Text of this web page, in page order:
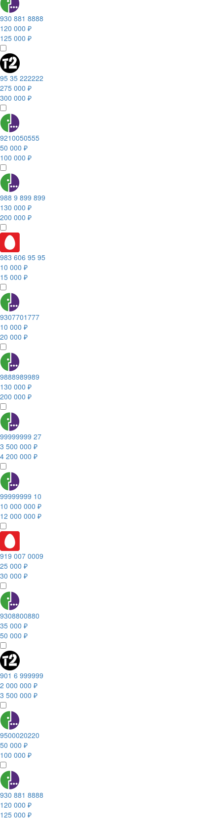
930 881 8888
120 000 ₽
125 000 ₽
95 35 222222
275 000 ₽
300 000 ₽
9210050555
50 000 ₽
100 000 ₽
988 9 899 899
130 000 ₽
200 000 ₽
983 606 95 95
10 000 ₽
15 000 ₽
9307701777
10 000 ₽
20 000 ₽
9888989989
130 000 ₽
200 000 ₽
99999999 27
3 500 000 ₽
4 200 000 ₽
99999999 10
10 000 000 ₽
12 000 000 ₽
919 007 0009
25 000 ₽
30 000 ₽
9308800880
35 000 ₽
50 000 ₽
901 6 999999
2 000 000 ₽
3 500 000 ₽
9500020220
50 000 ₽
100 000 ₽
930 881 8888
120 000 ₽
125 000 ₽